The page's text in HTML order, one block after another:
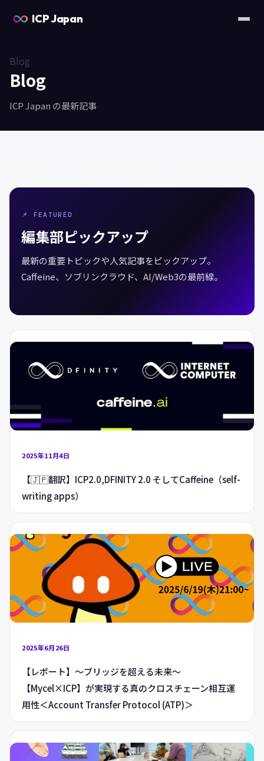
ICP Japan
Blog
Blog
ICP Japan の最新記事
📌 FEATURED
編集部ピックアップ
最新の重要トピックや人気記事をピックアップ。
Caffeine、ソブリンクラウド、AI/Web3の最前線。
2025年11月4日
【🇯🇵翻訳】ICP2.0,DFINITY 2.0 そしてCaffeine（self-
writing apps）
2025年6月26日
【レポート】〜ブリッジを超える未来〜
【Mycel×ICP】が実現する真のクロスチェーン相互運
用性＜Account Transfer Protocol (ATP)＞